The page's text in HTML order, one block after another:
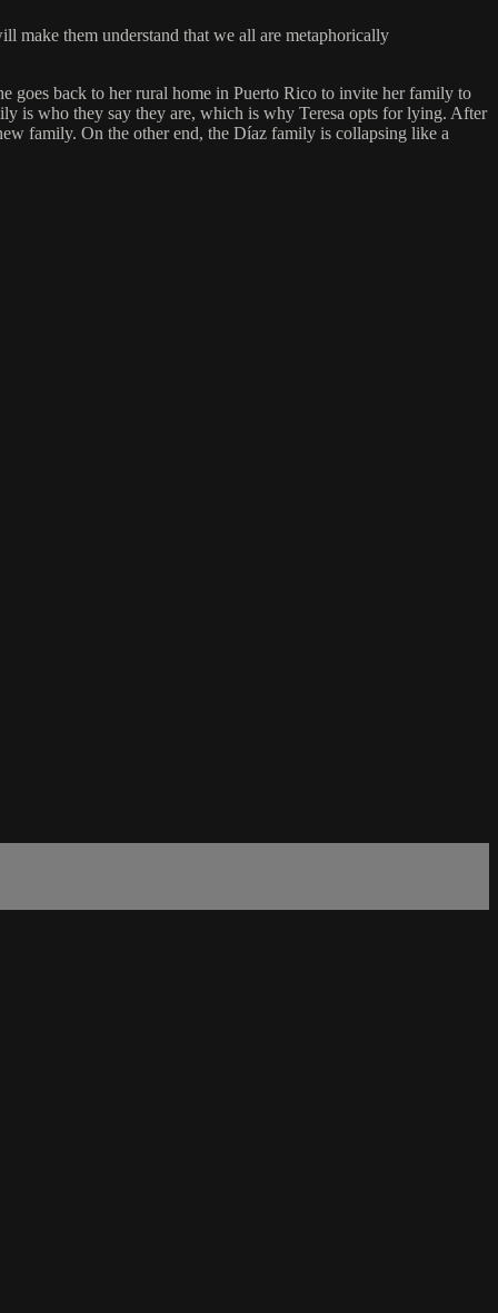
make them understand that we all are metaphorically
goes back to her rural home in Puerto Rico to invite her family to
is who they say they are, which is why Teresa opts for lying. After
family. On the other end, the Díaz family is collapsing like a